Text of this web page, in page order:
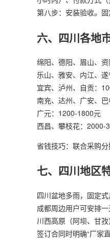
第八步：安装验收。
六、四川各地
绵阳、德阳、眉山、
乐山、雅安、内江、
宜宾、泸州、自贡：
南充、达州、广安、
广元：1200-1800元
西昌、攀枝花：2000-
省钱技巧：联合采购
七、四川地区
四川盆地多雨，固定
成都周边用户可安排
川西高原（阿坝、甘
签订合同时明确“厂家